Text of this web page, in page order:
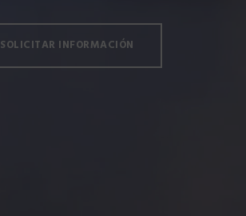
SOLICITAR INFORMACIÓN